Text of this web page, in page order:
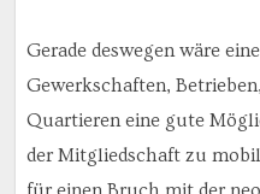
Gerade deswegen wäre
Gewerkschaften,
Quartieren eine gute
der Mitgliedschaft zu